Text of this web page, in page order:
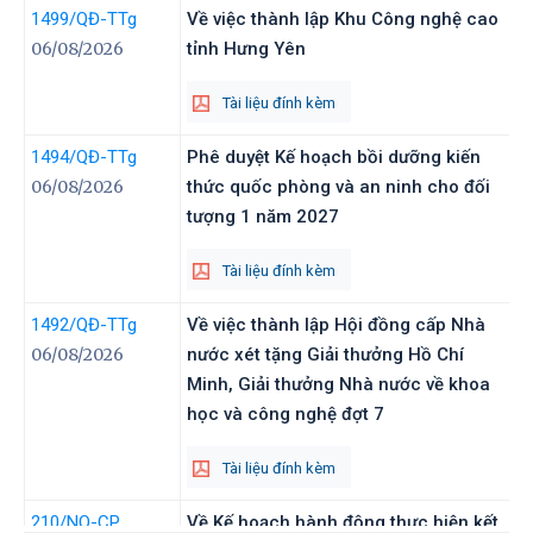
1499/QĐ-TTg
06/08/2026
Về việc thành lập Khu Công nghệ cao
tỉnh Hưng Yên
Tài liệu đính kèm
1494/QĐ-TTg
06/08/2026
Phê duyệt Kế hoạch bồi dưỡng kiến
thức quốc phòng và an ninh cho đối
tượng 1 năm 2027
Tài liệu đính kèm
1492/QĐ-TTg
06/08/2026
Về việc thành lập Hội đồng cấp Nhà
nước xét tặng Giải thưởng Hồ Chí
Minh, Giải thưởng Nhà nước về khoa
học và công nghệ đợt 7
Tài liệu đính kèm
210/NQ-CP
Về Kế hoạch hành động thực hiện kết